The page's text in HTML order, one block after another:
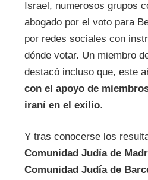
Israel, numerosos grupos
abogado por el voto para
por redes sociales con
dónde votar. Un miembro
destacó incluso que, este
con el apoyo de
iraní en el exilio.
Y tras conocerse los
Comunidad Judía de
Comunidad Judía de